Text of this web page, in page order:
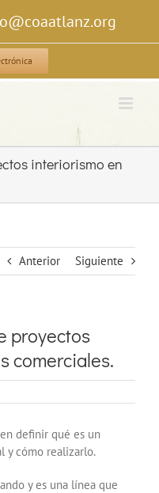
interiorismo en
Anterior Siguiente
proyectos
comerciales.
definir qué es un
y cómo realizarlo.
y es una línea que